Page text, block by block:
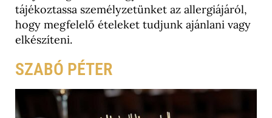
tájékoztassa személyzetünket az allergiájáról,
hogy megfelelő ételeket tudjunk ajánlani vagy
elkészíteni.
SZABÓ PÉTER